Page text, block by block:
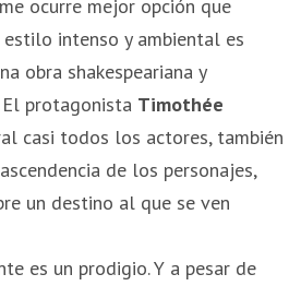
ocurre mejor opción que
estilo intenso y ambiental es
obra shakespeariana y
protagonista Timothée
casi todos los actores, también
de los personajes,
un destino al que se ven
es un prodigio. Y a pesar de